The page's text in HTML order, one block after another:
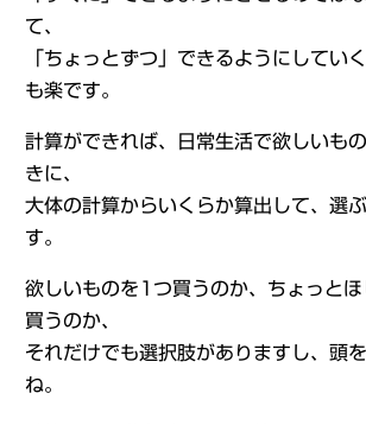
て、
「ちょっとずつ」できるようにしてい
も楽です。
計算ができれば、日常生活で欲しいも
きに、
大体の計算からいくらか算出して、選
す。
欲しいものを1つ買うのか、ちょっと
買うのか、
それだけでも選択肢がありますし、頭
ね。